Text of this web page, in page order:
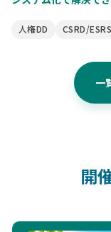
人権DD CSRD/ESRS
一
開